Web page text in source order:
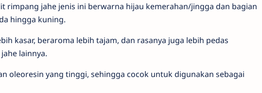
rimpang jahe jenis ini berwarna hijau kemerahan/jingga dan bagian
hingga kuning.
kasar, beraroma lebih tajam, dan rasanya juga lebih pedas
lainnya.
oleoresin yang tinggi, sehingga cocok untuk digunakan sebagai